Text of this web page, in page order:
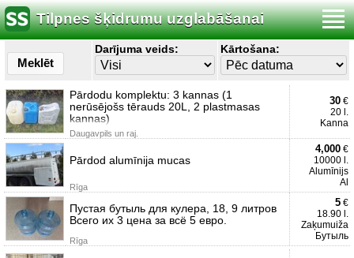
Tilpnes šķidrumu uzglabāšanai
Meklēt
Darījuma veids: Kārtošana:
Pārdodu komplektu: 3 kannas (1
nerūsējošs tērauds 20L, 2 plastmasas
kannas)
Daugavpils un raj.
30 €
20 l.
Kanna
Pārdod alumīnija mucas
Rīga
4,000 €
10000 l.
Alumīnijs
Al
Пустая бутыль для кулера, 18, 9 литров
Всего их 3 цена за всё 5 евро.
Rīga
5 €
18.90 l.
Zaķumuiža
Бутыль